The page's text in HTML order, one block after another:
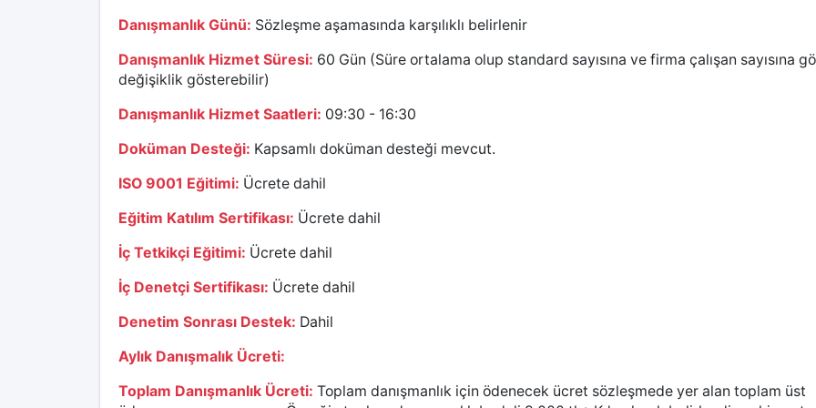
Danışmanlık Günü: Sözleşme aşamasında karşılıklı belirlenir
Danışmanlık Hizmet Süresi: 60 Gün (Süre ortalama olup standard sayısına ve firma çalışan sayısına
değişiklik gösterebilir)
Danışmanlık Hizmet Saatleri: 09:30 - 16:30
Doküman Desteği: Kapsamlı doküman desteği mevcut.
ISO 9001 Eğitimi: Ücrete dahil
Eğitim Katılım Sertifikası: Ücrete dahil
İç Tetkikçi Eğitimi: Ücrete dahil
İç Denetçi Sertifikası: Ücrete dahil
Denetim Sonrası Destek: Dahil
Aylık Danışmalık Ücreti:
Toplam Danışmanlık Ücreti: Toplam danışmanlık için ödenecek ücret sözleşmede yer alan toplam üst